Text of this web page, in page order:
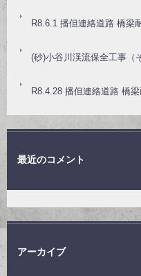
R8.6.1 播但連絡道路 橋梁
(砂)小谷川渓流保全工事（
R8.4.28 播但連絡道路 橋
最近のコメント
アーカイブ